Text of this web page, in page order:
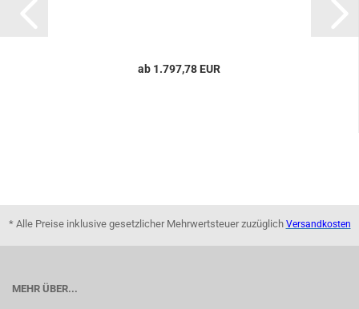
ab 1.797,78 EUR
* Alle Preise inklusive gesetzlicher Mehrwertsteuer zuzüglich Versandkosten
MEHR ÜBER...